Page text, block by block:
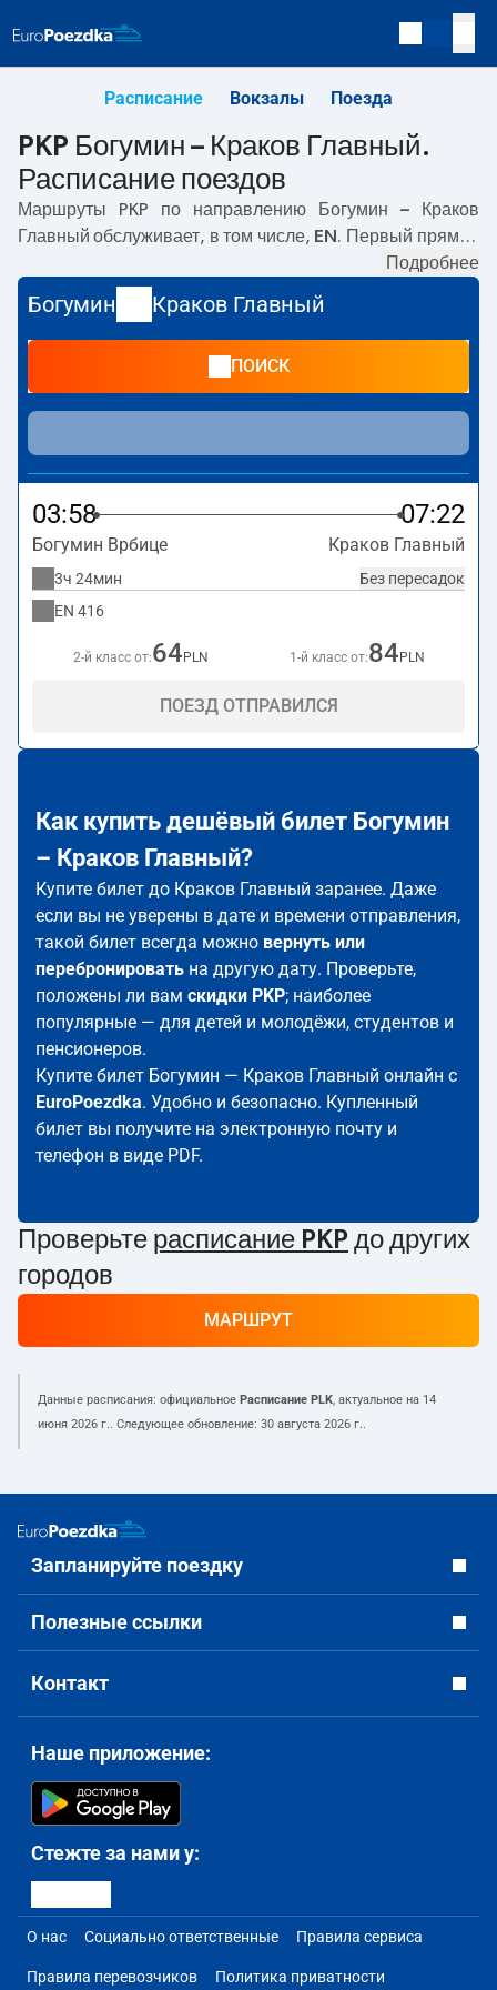
Расписание Вокзалы Поезда
PKP Богумин – Краков Главный.
Расписание поездов
Маршруты PKP по направлению
Богумин – Краков
Главный обслуживает, в том числе, EN . Первый прямой
с вокзала PKP Богумин по
Последний поезд до Краков Главный отправляется в
03:58. Самое быстрое путешествие предлагает прямой
. Поездка на нём занимает
настоящее время по маршрутуБогумин–Краков
Главный
не курсируют другие поезда перевозчика PKP
Intercity. Поезд заканчивает маршрут на станции Краков
Главный по адресуPlac im. Jana Nowaka-Jeziorańskiego
1. 31-154 Kraków
Подробнее
Богумин Краков Главный
ПОИСК
03:58 07:22
Богумин Врбице Краков Главный
Без пересадок
3ч 24мин
EN 416
2-й класс от:64 PLN 1-й класс от:84 PLN
ПОЕЗД ОТПРАВИЛСЯ
Как купить дешёвый билет Богумин
– Краков Главный?
Купите билет до Краков Главный заранее. Даже
если вы не уверены в дате и времени отправления,
такой билет всегда можно вернуть или
перебронировать на другую дату. Проверьте,
положены ли вам скидки PKP; наиболее
популярные — для детей и молодёжи, студентов и
пенсионеров.
Купите билет Богумин — Краков Главный онлайн с
EuroPoezdka. Удобно и безопасно. Купленный
билет вы получите на электронную почту и
телефон в виде PDF.
Проверьте расписание PKP до других
городов
МАРШРУТ
Данные расписания: официальное Расписание PLK, актуальное на 14
июня 2026 г.. Следующее обновление: 30 августа 2026 г..
Запланируйте поездку
Полезные ссылки
Контакт
Наше приложение:
Стежте за нами у:
О нас Социально ответственные Правила сервиса
Правила перевозчиков Политика приватности